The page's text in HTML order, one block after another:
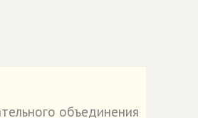
объединения